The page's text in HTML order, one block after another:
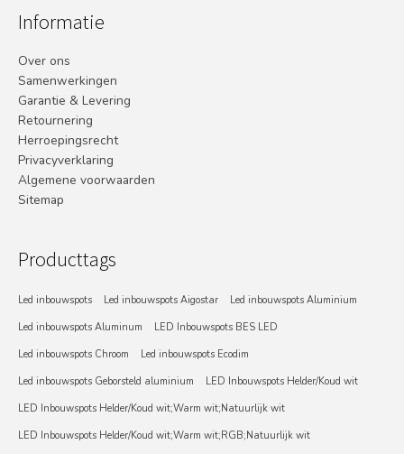
Informatie
Over ons
Samenwerkingen
Garantie & Levering
Retournering
Herroepingsrecht
Privacyverklaring
Algemene voorwaarden
Sitemap
Producttags
Led inbouwspots Led inbouwspots Aigostar
Led inbouwspots Aluminium
Led inbouwspots Aluminum
LED Inbouwspots BES LED
Led inbouwspots Chroom
Led inbouwspots Ecodim
Led inbouwspots Geborsteld aluminium
LED Inbouwspots Helder/Koud wit
LED Inbouwspots Helder/Koud wit;Warm wit;Natuurlijk wit
LED Inbouwspots Helder/Koud wit;Warm wit;RGB;Natuurlijk wit